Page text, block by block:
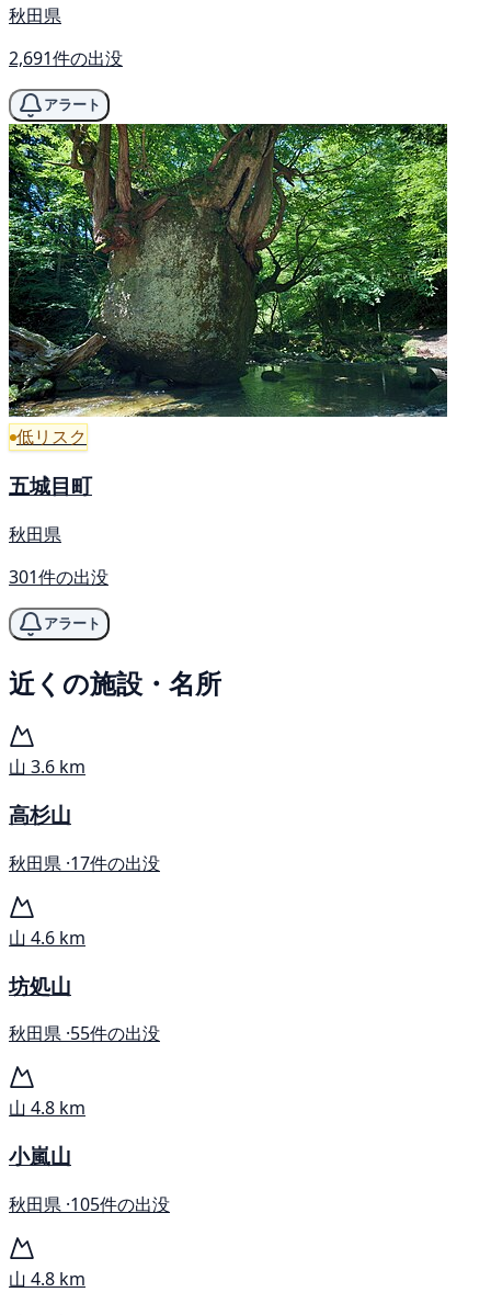
秋田県
2,691件の出没
アラート
低リスク
五城目町
秋田県
301件の出没
アラート
近くの施設・名所
山 3.6 km
高杉山
秋田県 ·17件の出没
山 4.6 km
坊処山
秋田県 ·55件の出没
山 4.8 km
小嵐山
秋田県 ·105件の出没
山 4.8 km